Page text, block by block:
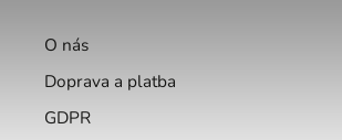
O nás
Doprava a platba
GDPR